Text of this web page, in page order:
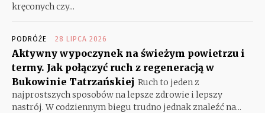
kręconych czy...
PODRÓŻE 28 LIPCA 2026
Aktywny wypoczynek na świeżym powietrzu i
termy. Jak połączyć ruch z regeneracją w
Bukowinie Tatrzańskiej Ruch to jeden z
najprostszych sposobów na lepsze zdrowie i lepszy
nastrój. W codziennym biegu trudno jednak znaleźć na...